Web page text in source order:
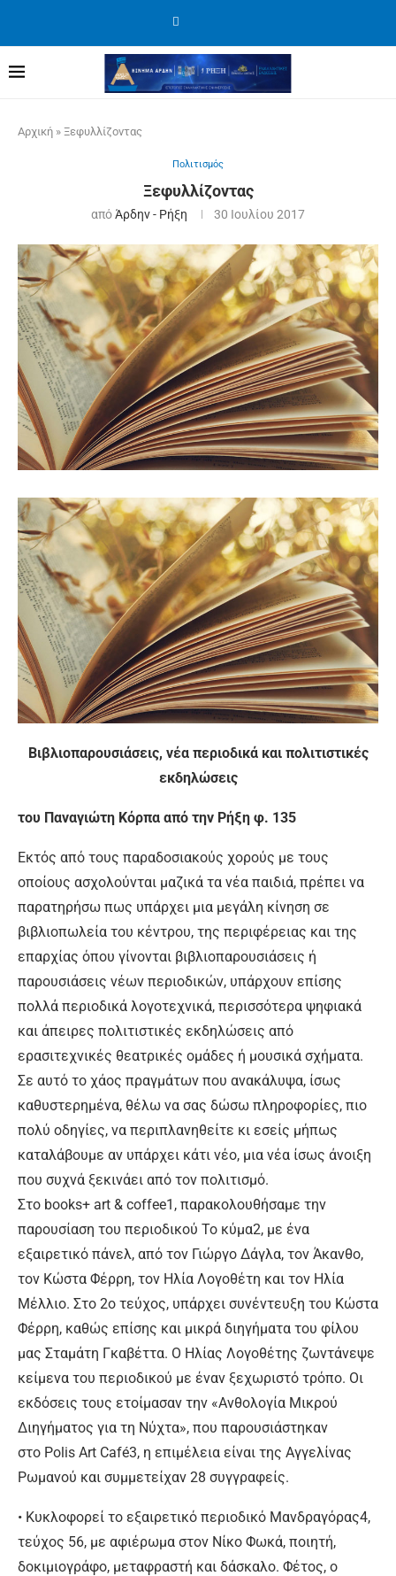
Αρχική » Ξεφυλλίζοντας
Πολιτισμός
Ξεφυλλίζοντας
απόΆρδην - Ρήξη 30 Ιουλίου 2017
Βιβλιοπαρουσιάσεις, νέα περιοδικά και πολιτιστικές
εκδηλώσεις
του Παναγιώτη Κόρπα από την Ρήξη φ. 135
Εκτός από τους παραδοσιακούς χορούς με τους
οποίους ασχολούνται μαζικά τα νέα παιδιά, πρέπει να
παρατηρήσω πως υπάρχει μια μεγάλη κίνηση σε
βιβλιοπωλεία του κέντρου, της περιφέρειας και της
επαρχίας όπου γίνονται βιβλιοπαρουσιάσεις ή
παρουσιάσεις νέων περιοδικών, υπάρχουν επίσης
πολλά περιοδικά λογοτεχνικά, περισσότερα ψηφιακά
και άπειρες πολιτιστικές εκδηλώσεις από
ερασιτεχνικές θεατρικές ομάδες ή μουσικά σχήματα.
Σε αυτό το χάος πραγμάτων που ανακάλυψα, ίσως
καθυστερημένα, θέλω να σας δώσω πληροφορίες, πιο
πολύ οδηγίες, να περιπλανηθείτε κι εσείς μήπως
καταλάβουμε αν υπάρχει κάτι νέο, μια νέα ίσως άνοιξη
που συχνά ξεκινάει από τον πολιτισμό.
Στο books+ art & coffee1, παρακολουθήσαμε την
παρουσίαση του περιοδικού Το κύμα2, με ένα
εξαιρετικό πάνελ, από τον Γιώργο Δάγλα, τον Άκανθο,
τον Κώστα Φέρρη, τον Ηλία Λογοθέτη και τον Ηλία
Μέλλιο. Στο 2ο τεύχος, υπάρχει συνέντευξη του Κώστα
Φέρρη, καθώς επίσης και μικρά διηγήματα του φίλου
μας Σταμάτη Γκαβέττα. Ο Ηλίας Λογοθέτης ζωντάνεψε
κείμενα του περιοδικού με έναν ξεχωριστό τρόπο. Οι
εκδόσεις τους ετοίμασαν την «Ανθολογία Μικρού
Διηγήματος για τη Νύχτα», που παρουσιάστηκαν
στο Polis Art Café3, η επιμέλεια είναι της Αγγελίνας
Ρωμανού και συμμετείχαν 28 συγγραφείς.
• Κυκλοφορεί το εξαιρετικό περιοδικό Μανδραγόρας4,
τεύχος 56, με αφιέρωμα στον Νίκο Φωκά, ποιητή,
δοκιμιογράφο, μεταφραστή και δάσκαλο. Φέτος, ο